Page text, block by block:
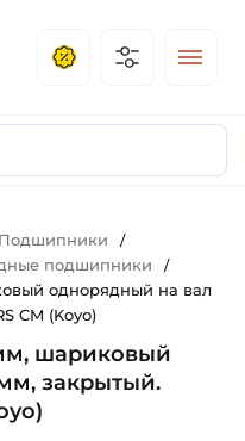
Подшипники /
подшипники /
однорядный на вал
CM (Koyo)
шариковый
закрытый.